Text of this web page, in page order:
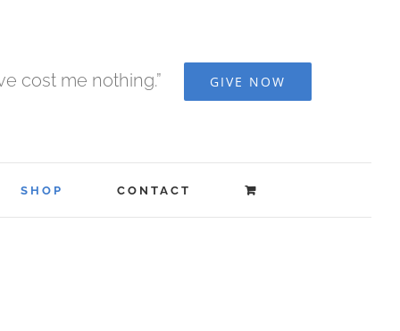
cost me nothing.” GIVE NOW
SHOP CONTACT